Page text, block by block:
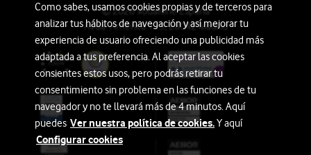
© 2026 Vodafone España
Avda. América 115, 28042 Madrid
Como sabes, usamos cookies propias y de terceros para
analizar tus hábitos de navegación y así mejorar tu
experiencia de usuario ofreciendo una publicidad más
adaptada a tus preferencia. Al aceptar las cookies
consientes estos usos, pero podrás retirar tu
consentimiento sin problema en las funciones de tu
navegador y no te llevará más de 4 minutos. Aquí
puedes Ver nuestra política de cookies.Y aquí
Configurar cookies